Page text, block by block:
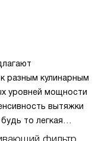
разным кулинарным
уровней мощности
вытяжки
то легкая
или мощное